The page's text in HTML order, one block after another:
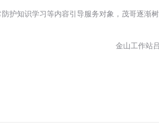
护知识学习等内容引导服务对象，茂哥逐渐
金山工作站